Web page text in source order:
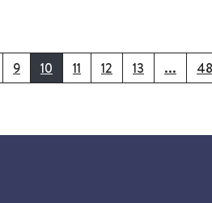
9 10 11 12 13 ... 48